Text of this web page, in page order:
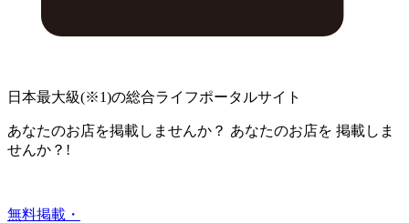
日本最大級(※1)の総合ライフポータルサイト
あなたのお店を掲載しませんか？ あなたのお店を 掲載しま
せんか？!
無料掲載・